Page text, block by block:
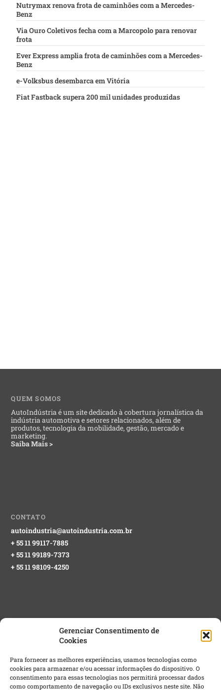
Gerenciar Consentimento de
Cookies
Para fornecer as melhores experiências, usamos tecnologias como
cookies para armazenar e/ou acessar informações do dispositivo. O
consentimento para essas tecnologias nos permitirá processar dados
como comportamento de navegação ou IDs exclusivos neste site. Não
Nutrymax renova frota de caminhões com a Mercedes-
Benz
Via Ouro Coletivos fecha com a Marcopolo para renovar
frota
Ever Express amplia frota de caminhões com a Mercedes-
Benz
e-Volksbus desembarca em Vitória
Fiat Fastback supera 200 mil unidades produzidas
QUEM SOMOS
AutoIndústria é um site dedicado à cobertura jornalística da
indústria automotiva e setores relacionados, além de
produtos, tecnologia da mobilidade, gestão, mercado e
marketing.
Saiba Mais >
CONTATO
autoindustria@autoindustria.com.br
+ 55 11 99117-7885
+ 55 11 99189-7373
+ 55 11 98109-4250
Email*